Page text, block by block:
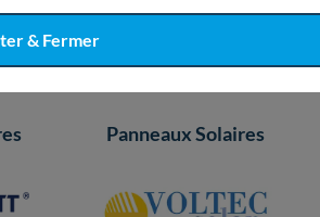
& Fermerpar Enesun
Panneaux Solaires